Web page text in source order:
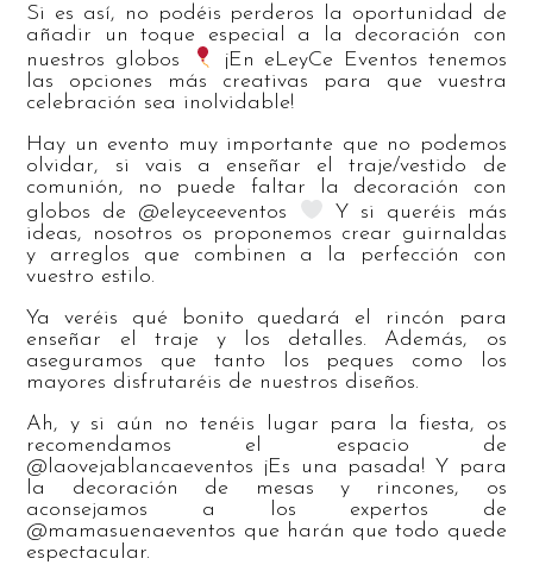
Si es así, no podéis perderos la oportunidad de
añadir un toque especial a la decoración con
nuestros globos
¡En eLeyCe Eventos tenemos
las opciones más creativas para que vuestra
celebración sea inolvidable!
Hay un evento muy importante que no podemos
olvidar, si vais a enseñar el traje/vestido de
comunión, no puede faltar la decoración con
globos de @eleyceeventos
Y si queréis más
ideas, nosotros os proponemos crear guirnaldas
y arreglos que combinen a la perfección con
vuestro estilo.
Ya veréis qué bonito quedará el rincón para
enseñar el traje y los detalles. Además, os
aseguramos que tanto los peques como los
mayores disfrutaréis de nuestros diseños.
Ah, y si aún no tenéis lugar para la fiesta, os
recomendamos el espacio de
@laovejablancaeventos ¡Es una pasada! Y para
la decoración de mesas y rincones, os
aconsejamos a los expertos de
@mamasuenaeventos que harán que todo quede
espectacular.